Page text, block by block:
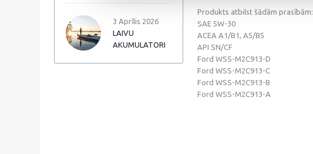
3 Aprīlis 2026
LAIVU
AKUMULATORI
Produkts atbilst šādām prasībām:
SAE 5W-30
ACEA A1/B1, A5/B5
API SN/CF
Ford WSS-M2C913-D
Ford WSS-M2C913-C
Ford WSS-M2C913-B
Ford WSS-M2C913-A